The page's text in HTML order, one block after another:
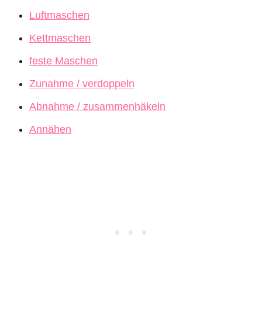
Luftmaschen
Kettmaschen
feste Maschen
Zunahme / verdoppeln
Abnahme / zusammenhäkeln
Annähen